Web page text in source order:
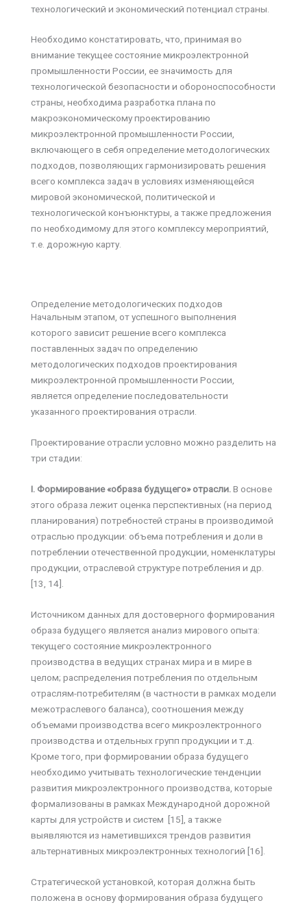
технологический и экономический потенциал страны.
Необходимо констатировать, что, принимая во
внимание текущее состояние микроэлектронной
промышленности России, ее значимость для
технологической безопасности и обороноспособности
страны, необходима разработка плана по
макроэкономическому проектированию
микроэлектронной промышленности России,
включающего в себя определение методологических
подходов, позволяющих гармонизировать решения
всего комплекса задач в условиях изменяющейся
мировой экономической, политической и
технологической конъюнктуры, а также предложения
по необходимому для этого комплексу мероприятий,
т.е. дорожную карту.
Определение методологических подходов
Начальным этапом, от успешного выполнения
которого зависит решение всего комплекса
поставленных задач по определению
методологических подходов проектирования
микроэлектронной промышленности России,
является определение последовательности
указанного проектирования отрасли.
Проектирование отрасли условно можно разделить на
три стадии:
I. Формирование «образа будущего» отрасли. В основе
этого образа лежит оценка перспективных (на период
планирования) потребностей страны в производимой
отраслью продукции: объема потребления и доли в
потреблении отечественной продукции, номенклатуры
продукции, отраслевой структуре потребления и др.
[13, 14].
Источником данных для достоверного формирования
образа будущего является анализ мирового опыта:
текущего состояние микроэлектронного
производства в ведущих странах мира и в мире в
целом; распределения потребления по отдельным
отраслям-потребителям (в частности в рамках модели
межотраслевого баланса), соотношения между
объемами производства всего микроэлектронного
производства и отдельных групп продукции и т.д.
Кроме того, при формировании образа будущего
необходимо учитывать технологические тенденции
развития микроэлектронного производства, которые
формализованы в рамках Международной дорожной
карты для устройств и систем [15], а также
выявляются из наметившихся трендов развития
альтернативных микроэлектронных технологий [16].
Стратегической установкой, которая должна быть
положена в основу формирования образа будущего